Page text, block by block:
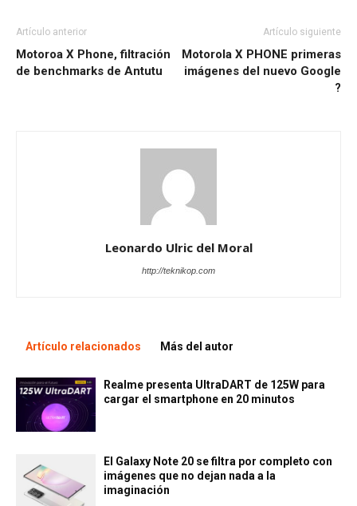
Artículo anterior
Motoroa X Phone, filtración
de benchmarks de Antutu
Artículo siguiente
Motorola X PHONE primeras
imágenes del nuevo Google
?
Leonardo Ulric del Moral
http://teknikop.com
Artículo relacionados Más del autor
Realme presenta UltraDART de 125W para
cargar el smartphone en 20 minutos
El Galaxy Note 20 se filtra por completo con
imágenes que no dejan nada a la
imaginación